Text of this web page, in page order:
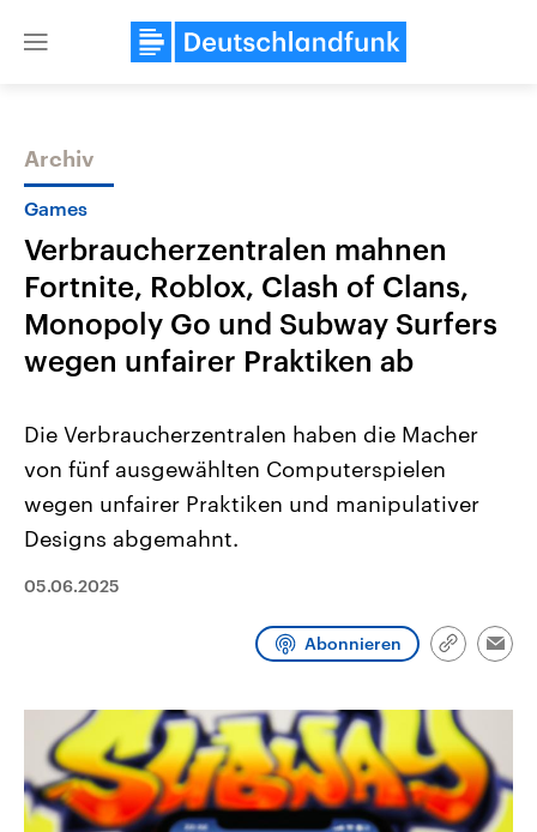
Close
Themen
2026
Alle Informationen
Sachsen-Anhalt wählt am 6.
September 2026 einen neuen
Landtag. Seit 2021 wird das
Bundesland von einer Koalition aus
CDU, SPD und FDP regiert.-
Wahlprogramme, aktuelle Berichte
und Kandidaten der anstehenden
Aktuelle Beiträge,
Hintergründe
Wirtschaftlich und
gehören die Vereinigten
den mächtigsten Ländern
Archiv
Games
Verbraucherzentralen mahnen
Fortnite, Roblox, Clash of Clans,
Monopoly Go und Subway Surfers
wegen unfairer Praktiken ab
Die Verbraucherzentralen haben die Macher
von fünf ausgewählten Computerspielen
wegen unfairer Praktiken und manipulativer
Designs abgemahnt.
05.06.2025
Abonnieren
Link